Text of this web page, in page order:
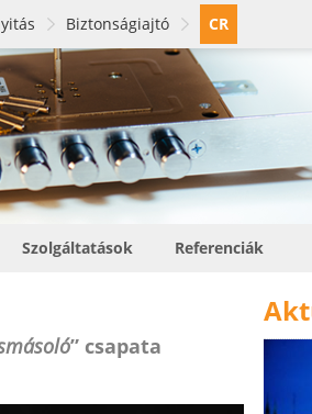
Biztonságiajtó CR
Szolgáltatások Referenciák
” csapata